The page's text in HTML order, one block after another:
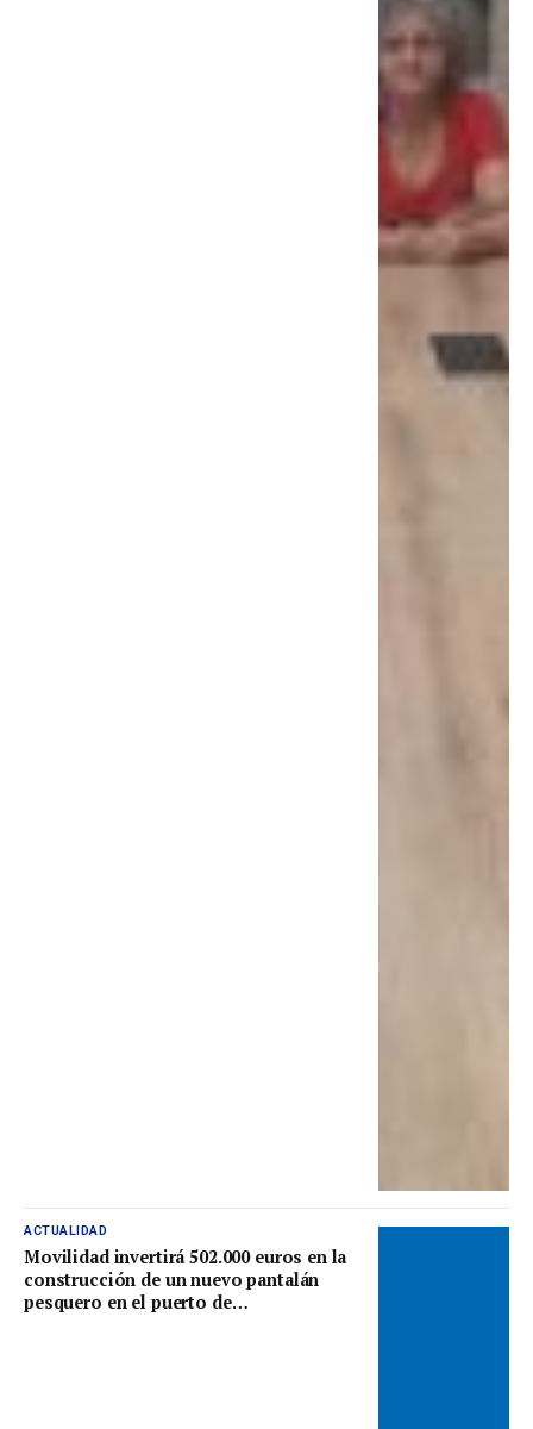
ACTUALIDAD
Movilidad invertirá 502.000 euros en la
construcción de un nuevo pantalán
pesquero en el puerto de